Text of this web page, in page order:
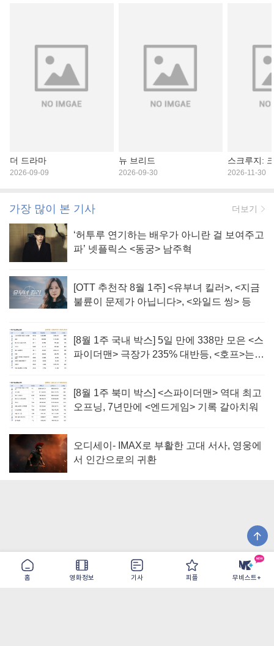
홈 영화정보 기사 피플 무비스트+
더 드라마
2026-09-09
뉴 브리드
2026-09-30
스크루지:
2026-11-30
가장 많이 본 기사 더보기
‘허투루 연기하는 배우가 아니란 걸 보여주고
파’ 넷플릭스 <동궁> 남주혁
[OTT 추천작 8월 1주] <유부녀 킬러>, <지금
불륜이 문제가 아닙니다>, <와일드 씽> 등
[8월 1주 국내 박스] 5일 만에 338만 모은 <스
파이더맨> 극장가 235% 대반등, <호프>는
[8월 1주 북미 박스] <스파이더맨> 역대 최고
오프닝, 7년만에 <엔드게임> 기록 갈아치워
오디세이- IMAX로 부활한 고대 서사, 영웅에
서 인간으로의 귀환